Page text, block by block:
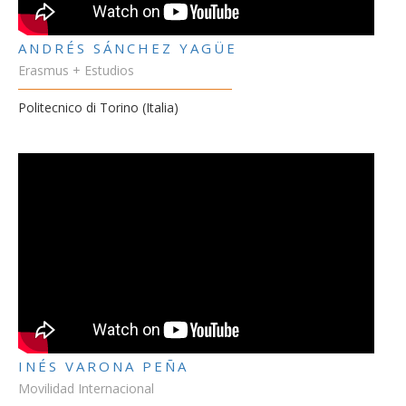
ANDRÉS SÁNCHEZ YAGÜE
Erasmus + Estudios
Politecnico di Torino (Italia)
INÉS VARONA PEÑA
Movilidad Internacional